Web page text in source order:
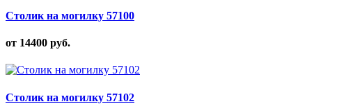
Столик на могилку 57100
от 14400 руб.
Столик на могилку 57102